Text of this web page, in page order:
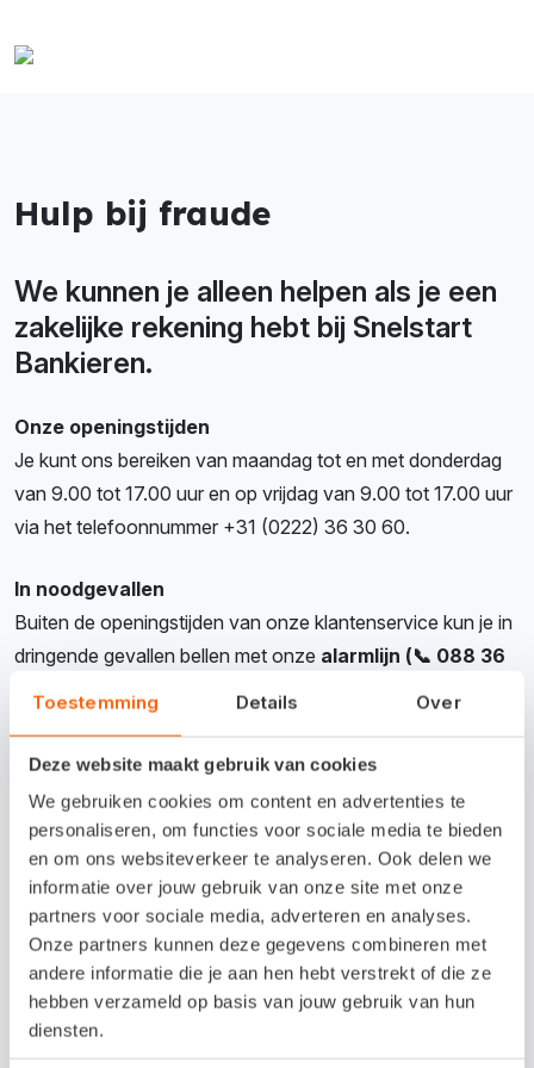
Toestemming Details Over
Deze website maakt gebruik van cookies
We gebruiken cookies om content en advertenties te
personaliseren, om functies voor sociale media te bieden
en om ons websiteverkeer te analyseren. Ook delen we
informatie over jouw gebruik van onze site met onze
partners voor sociale media, adverteren en analyses.
Onze partners kunnen deze gegevens combineren met
andere informatie die je aan hen hebt verstrekt of die ze
hebben verzameld op basis van jouw gebruik van hun
diensten.
Hulp bij fraude
We kunnen je alleen helpen als je een
zakelijke rekening hebt bij Snelstart
Bankieren.
Onze openingstijden
Je kunt ons bereiken van maandag tot en met donderdag
van 9.00 tot 17.00 uur en op vrijdag van 9.00 tot 17.00 uur
via het telefoonnummer +31 (0222) 36 30 60.
In noodgevallen
Buiten de openingstijden van onze klantenservice kun je in
dringende gevallen bellen met onze alarmlijn (📞 088 36
30 000).
Gebruik deze lijn alleen voor zaken die écht niet
situaties:
Fraudealarm.
Vermoed je fraude op je rekening(en)?
Moet er direct geblokkeerd worden, maar lukt dit niet
via de app? We helpen je.
Bankpas kwijt?
En lukt het niet de pas via de app te
blokkeren? Dan kun je ons bellen.
Twijfel je en weet je niet zeker wat je moet doen? Gebruik